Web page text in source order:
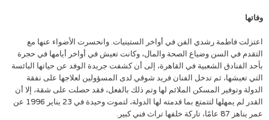
وفاتها
اعتزلت فاطمة رشدي الفن في أواخر الستينيات. وانحسرت الأضواء عنها مع
التقدم في السن وضياع الصحة والمال، وكانت تعيش في أواخر أيامها في حجرة
بأحد الفنادق الشعبية في القاهرة، إلى أن كشفت جريدة الوفد عن حياتها البائسة
التي تعيشها، ثم تدخل الفنان فريد شوقي لدى المسؤولين لعلاجها على نفقة
الدولة وتوفير المسكن الملائم لها وتم ذلك بالفعل، فقد حصلت على شقة، إلا أن
القدر لم يمهلها لتتمتع بما قدمته لها الدولة، لتموت وحيدة في 23 يناير 1996 عن
عمر يناهز 87 عامًا، تاركة خلفها تراث فني كبير.